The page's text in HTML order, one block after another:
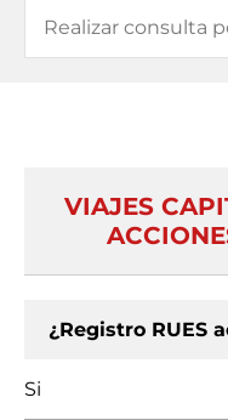
VIAJES
¿Registro RUES
Si